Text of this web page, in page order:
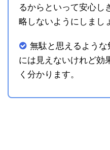
るからといって安心し
略しないようにしまし
無駄と思えるような
には見えないけれど効
く分かります。